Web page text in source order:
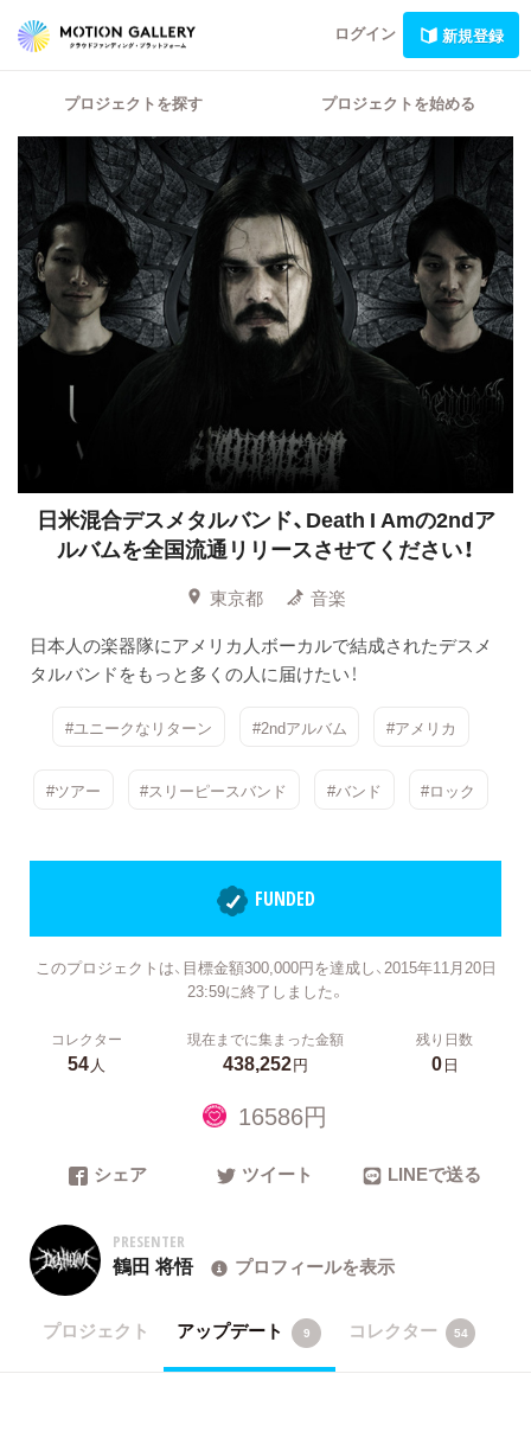
ログイン 新規登録
プロジェクトを探す プロジェクトを始める
日米混合デスメタルバンド、Death I Amの2ndア
ルバムを全国流通リリースさせてください！
東京都
音楽
日本人の楽器隊にアメリカ人ボーカルで結成されたデスメ
タルバンドをもっと多くの人に届けたい！
#ユニークなリターン #2ndアルバム #アメリカ
#ツアー #スリーピースバンド #バンド #ロック
FUNDED
このプロジェクトは、目標金額300,000円を達成し、2015年11月20日
23:59に終了しました。
コレクター
54人
現在までに集まった金額
438,252円
16586円
残り日数
0日
シェア ツイート LINEで送る
PRESENTER
鶴田 将悟 プロフィールを表示
プロジェクト アップデート 9 コレクター 54